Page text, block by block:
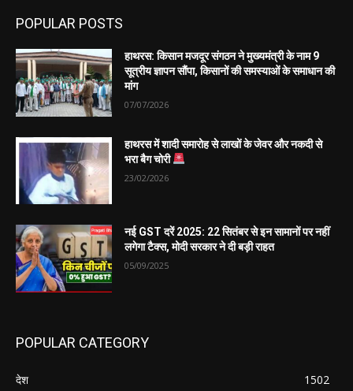
POPULAR POSTS
हाथरस: किसान मजदूर संगठन ने मुख्यमंत्री के नाम 9
सूत्रीय ज्ञापन सौंपा, किसानों की समस्याओं के समाधान की
मांग
07/07/2026
हाथरस में शादी समारोह से लाखों के जेवर और नकदी से
भरा बैग चोरी
23/02/2026
नई GST दरें 2025: 22 सितंबर से इन सामानों पर नहीं
लगेगा टैक्स, मोदी सरकार ने दी बड़ी राहत
05/09/2025
POPULAR CATEGORY
देश 1502